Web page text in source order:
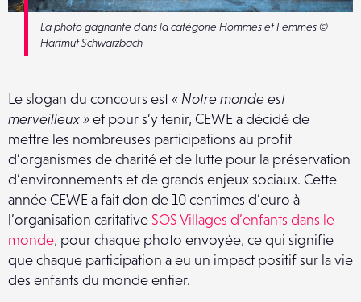
La photo gagnante dans la catégorie Hommes et Femmes ©
Hartmut Schwarzbach
Le slogan du concours est « Notre monde est
merveilleux »et pour s’y tenir, CEWE a décidé de
mettre les nombreuses participations au profit
d’organismes de charité et de lutte pour la préservation
d’environnements et de grands enjeux sociaux. Cette
année CEWE a fait don de 10 centimes d’euro à
l’organisation caritative SOS Villages d’enfants dans le
monde, pour chaque photo envoyée, ce qui signifie
que chaque participation a eu un impact positif sur la vie
des enfants du monde entier.